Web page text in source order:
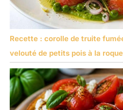
Recette : corolle de truite
velouté de petits pois à la